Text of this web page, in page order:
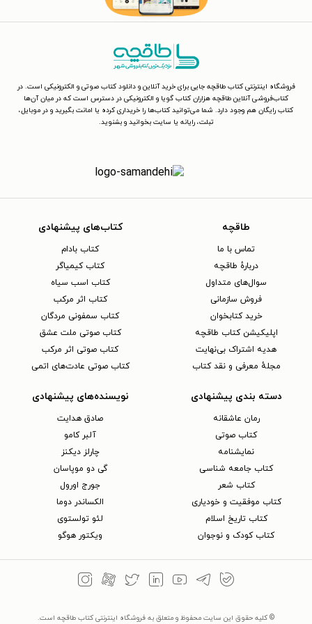
فروشگاه اینترنتی کتاب طاقچه جایی برای خرید آنلاین و دانلود کتاب صوتی و الکترونیکی است. در
کتاب‌فروشی آنلاین طاقچه هزاران کتاب گویا و الکترونیکی در دسترس است که در میان آن‌ها
کتاب رایگان هم وجود دارد. شما می‌توانید کتاب‌ها را خریداری کرده یا امانت بگیرید و در موبایل،
تبلت، رایانه یا سایت بخوانید و بشنوید.
طاقچه
تماس با ما
دربارهٔ طاقچه
سوال‌های متداول
فروش سازمانی
خرید کتابخوان
اپلیکیشن کتاب طاقچه
هدیه اشتراک بی‌نهایت
مجلهٔ معرفی و نقد کتاب
کتاب‌های پیشنهادی
کتاب بادام
کتاب کیمیاگر
کتاب اسب سیاه
کتاب اثر مرکب
کتاب سمفونی مردگان
کتاب صوتی ملت عشق
کتاب صوتی اثر مرکب
کتاب صوتی عادت‌های اتمی
دسته بندی پیشنهادی
رمان عاشقانه
کتاب‌ صوتی
نمایشنامه
کتاب جامعه شناسی
کتاب شعر
کتاب موفقیت و خودیاری
کتاب تاریخ اسلام
کتاب کودک و نوجوان
نویسنده‌های پیشنهادی
صادق هدایت
آلبر کامو
چارلز دیکنز
گی دو موپاسان
جورج اورول
الکساندر دوما
لئو تولستوی
ویکتور هوگو
© کلیه حقوق این سایت محفوظ و متعلق به فروشگاه اینترنتی کتاب طاقچه است.